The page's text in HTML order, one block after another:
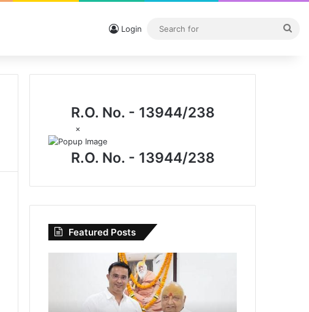
Login
R.O. No. - 13944/238
×
R.O. No. - 13944/238
Featured Posts